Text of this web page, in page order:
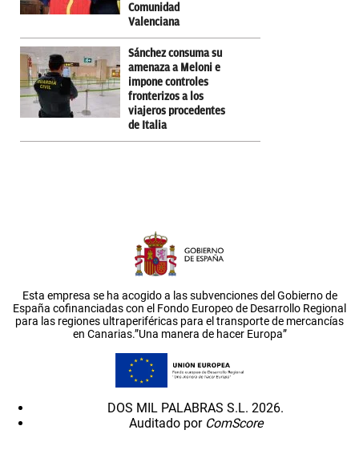
Comunidad
Valenciana
Sánchez consuma su
amenaza a Meloni e
impone controles
fronterizos a los
viajeros procedentes
de Italia
Esta empresa se ha acogido a las subvenciones del Gobierno de
España cofinanciadas con el Fondo Europeo de Desarrollo Regional
para las regiones ultraperiféricas para el transporte de mercancías
en Canarias.”Una manera de hacer Europa”
DOS MIL PALABRAS S.L. 2026.
Auditado por ComScore